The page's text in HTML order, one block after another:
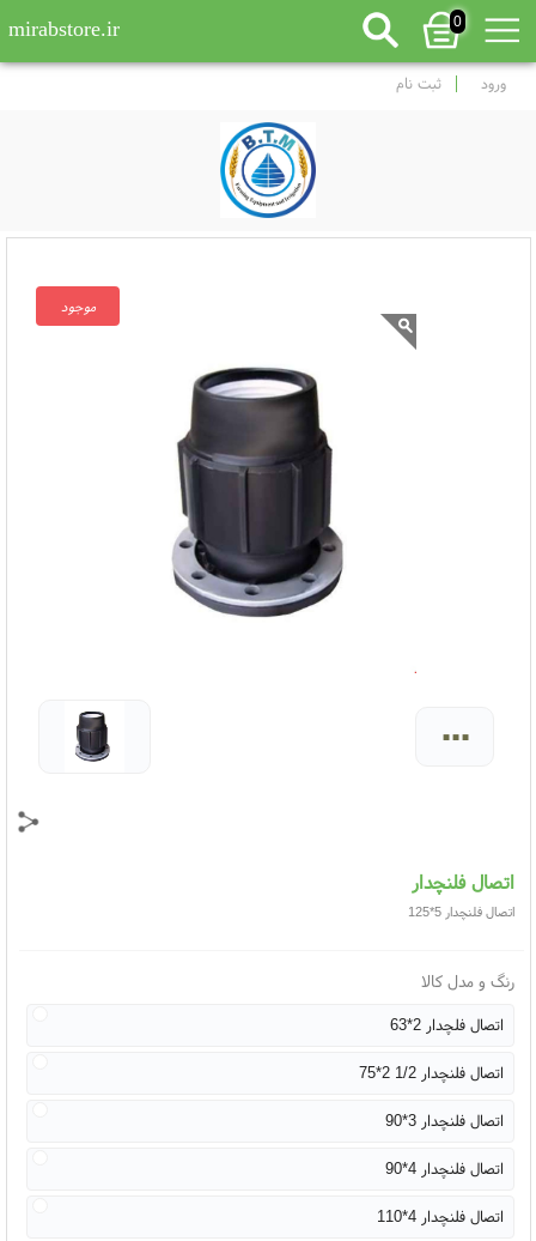
0
mirabstore.ir
ورود ثبت نام
موجود
...
اتصال فلنچدار
اتصال فلنچدار 5*125
رنگ و مدل کالا
اتصال فلچدار 2*63
اتصال فلنچدار 1/2 2*75
اتصال فلنچدار 3*90
اتصال فلنچدار 4*90
اتصال فلنچدار 4*110